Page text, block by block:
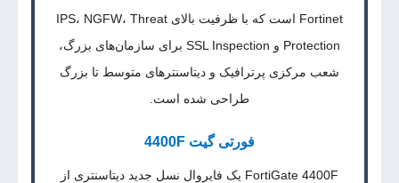
Fortinet است که با ظرفیت بالای IPS، NGFW، Threat
Protection و SSL Inspection برای سازمان‌های بزرگ،
شعب مرکزی پرترافیک و دیتاسنترهای متوسط تا بزرگ
طراحی شده است.
فورتی گیت 4400F
FortiGate 4400F یک فایروال نسل جدید دیتاسنتری از